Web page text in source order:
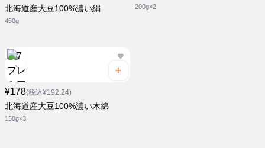
北海道産大豆100%濃い絹
450g
200g×2
¥178(税込¥192.24)
北海道産大豆100%濃い木綿
150g×3